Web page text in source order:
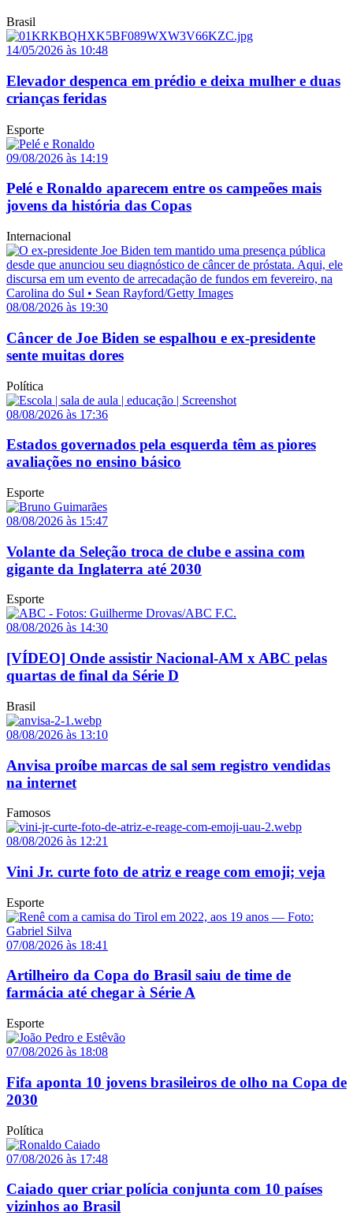
Brasil
14/05/2026 às 10:48
Elevador despenca em prédio e deixa mulher e duas
crianças feridas
Esporte
09/08/2026 às 14:19
Pelé e Ronaldo aparecem entre os campeões mais
jovens da história das Copas
Internacional
08/08/2026 às 19:30
Câncer de Joe Biden se espalhou e ex-presidente
sente muitas dores
Política
08/08/2026 às 17:36
Estados governados pela esquerda têm as piores
avaliações no ensino básico
Esporte
08/08/2026 às 15:47
Volante da Seleção troca de clube e assina com
gigante da Inglaterra até 2030
Esporte
08/08/2026 às 14:30
[VÍDEO] Onde assistir Nacional-AM x ABC pelas
quartas de final da Série D
Brasil
08/08/2026 às 13:10
Anvisa proíbe marcas de sal sem registro vendidas
na internet
Famosos
08/08/2026 às 12:21
Vini Jr. curte foto de atriz e reage com emoji; veja
Esporte
07/08/2026 às 18:41
Artilheiro da Copa do Brasil saiu de time de
farmácia até chegar à Série A
Esporte
07/08/2026 às 18:08
Fifa aponta 10 jovens brasileiros de olho na Copa de
2030
Política
07/08/2026 às 17:48
Caiado quer criar polícia conjunta com 10 países
vizinhos ao Brasil